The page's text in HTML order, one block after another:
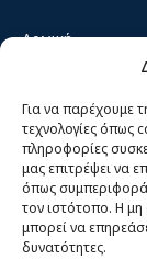
Για να παρέχουμε
τεχνολογίες όπως
πληροφορίες
μας επιτρέψει να
όπως συμπεριφορά
τον ιστότοπο. Η
μπορεί να
δυνατότητες.
Αρχική
Κίνημα ΝΙΚΗ –
Θέσεις
Πρόσωπα
Όργανα και
Βίντεο
Δελτία Τύπου